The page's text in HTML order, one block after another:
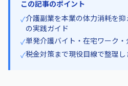
この記事のポイント
✓介護副業を本業の体力消耗を
の実践ガイド
✓単発介護バイト・在宅ワーク
✓税金対策まで現役目線で整理し